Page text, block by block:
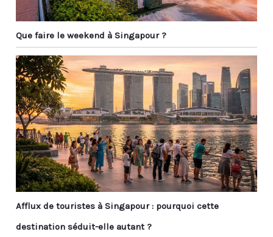
Que faire le weekend à Singapour ?
Afflux de touristes à Singapour : pourquoi cette
destination séduit-elle autant ?